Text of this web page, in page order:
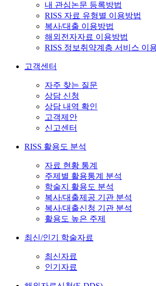
내 관심논문 등록방법
RISS 자료 유형별 이용방법
복사/대출 이용방법
해외전자자료 이용방법
RISS 정보취약계층 서비스 이
고객센터
자주 찾는 질문
상담 신청
상담 내역 확인
고객제안
신고센터
RISS 활용도 분석
자료 현황 통계
주제별 활용통계 분석
학술지 활용도 분석
복사/대출제공 기관 분석
복사/대출신청 기관 분석
활용도 높은 주제
최신/인기 학술자료
최신자료
인기자료